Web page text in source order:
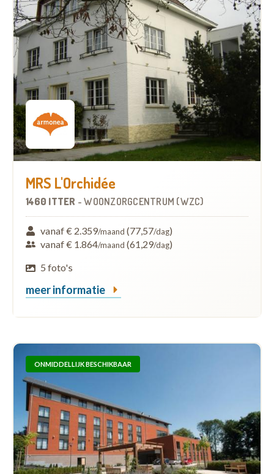
MRS L'Orchidée
1460 ITTER -WOONZORGCENTRUM (WZC)
vanaf € 2.359/maand (77,57/dag)
vanaf € 1.864/maand (61,29/dag)
5 foto's
meer informatie
ONMIDDELLIJK BESCHIKBAAR